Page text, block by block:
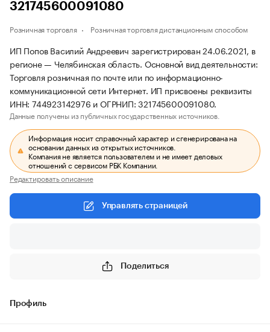
321745600091080
Розничная торговля Розничная торговля дистанционным способом
ИП Попов Василий Андреевич зарегистрирован 24.06.2021, в
регионе — Челябинская область. Основной вид деятельности:
Торговля розничная по почте или по информационно-
коммуникационной сети Интернет. ИП присвоены реквизиты
ИНН: 744923142976 и ОГРНИП: 321745600091080.
Данные получены из публичных государственных источников.
Информация носит справочный характер и сгенерирована на
основании данных из открытых источников.
Компания не является пользователем и не имеет деловых
отношений с сервисом РБК Компании.
Редактировать описание
Управлять страницей
Поделиться
Профиль